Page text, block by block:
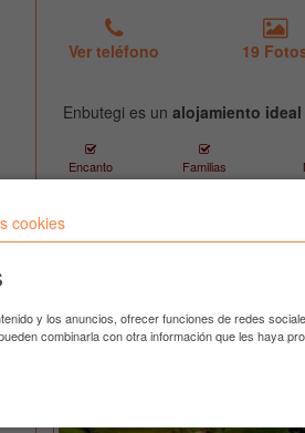
Ver teléfono 19
Enbutegi es unalojamiento
Encanto Familias
USOTEGI Agroturismo-
cookies
y los anuncios, ofrecer funciones de redes
combinarla con otra información que les haya